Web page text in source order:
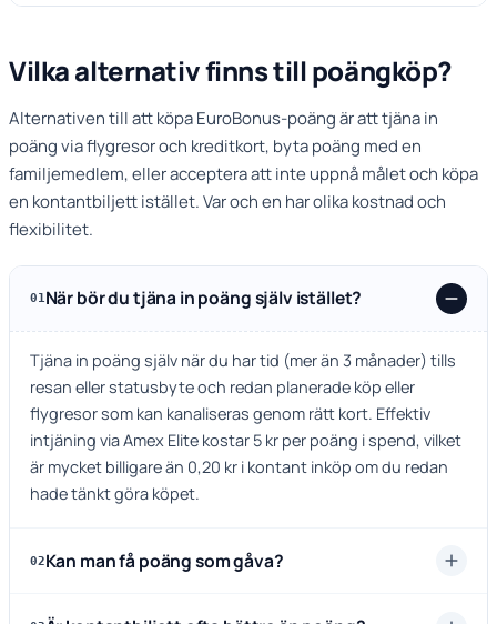
Vilka alternativ finns till poängköp?
Alternativen till att köpa EuroBonus-poäng är att tjäna in
poäng via flygresor och kreditkort, byta poäng med en
familjemedlem, eller acceptera att inte uppnå målet och köpa
en kontantbiljett istället. Var och en har olika kostnad och
flexibilitet.
01När bör du tjäna in poäng själv istället?
Tjäna in poäng själv när du har tid (mer än 3 månader) tills
resan eller statusbyte och redan planerade köp eller
flygresor som kan kanaliseras genom rätt kort. Effektiv
intjäning via Amex Elite kostar 5 kr per poäng i spend, vilket
är mycket billigare än 0,20 kr i kontant inköp om du redan
hade tänkt göra köpet.
02Kan man få poäng som gåva?